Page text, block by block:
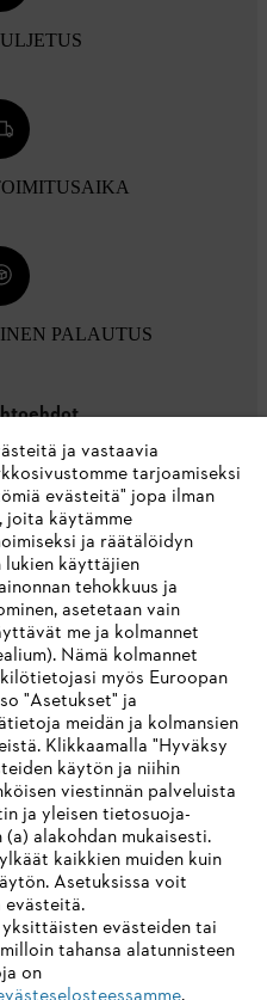
PALAUTUS
Impressum
NICHT
noch nicht unterstützen. Für
empfehlen wir Ihnen, zu
wechseln:
ja vastaavia
tarjoamiseksi
evästeitä" jopa ilman
joita käytämme
ja räätälöidyn
lukien käyttäjien
tehokkuus ja
asetetaan vain
me ja kolmannet
Nämä kolmannet
myös Euroopan
"Asetukset" ja
meidän ja kolmansien
Klikkaamalla "Hyväksy
käytön ja niihin
viestinnän palveluista
ja yleisen tietosuoja-
alakohdan mukaisesti.
kaikkien muiden kuin
Asetuksissa voit
evästeiden tai
tahansa alatunnisteen
on